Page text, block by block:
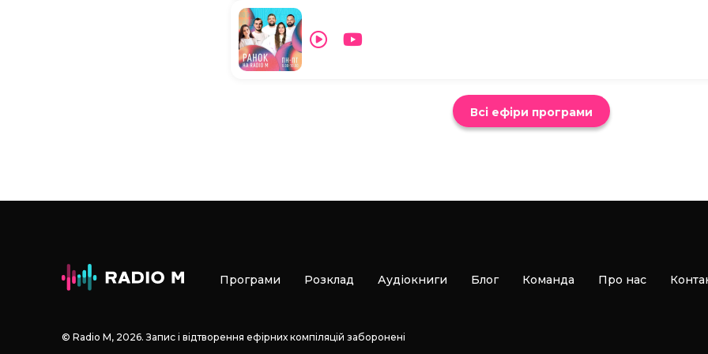
Всі ефіри програми
Програми Розклад Аудіокниги Блог Команда Про нас
© Radio М, 2026. Запис і відтворення ефірних компіляцій заборонені